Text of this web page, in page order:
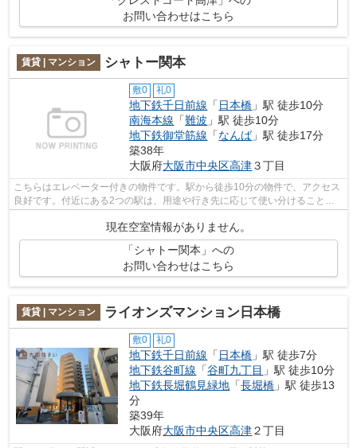
お問い合わせはこちら
賃貸 | マンション シャトー関本
敷0 礼0
地下鉄千日前線 「 日本橋 」駅 徒歩10分
南海本線 「難波 」駅 徒歩10分
地下鉄御堂筋線 「なんば」駅 徒歩17分
築38年
大阪府大阪市中央区高津３丁目
こちらはエレベーター付きの物件です。駅から徒歩10分の物件で、アクセス
良好です。付近にある2つの駅は、用途や行き先に応じて使い分けることが
できます。新着情報：シャトー関本の空...
現在空室情報がありません。
「シャトー関本」への
お問い合わせはこちら
賃貸 | マンション ライオンズマンション日本橋
敷0 礼0
地下鉄千日前線 「 日本橋 」駅 徒歩7分
地下鉄谷町線 「谷町九丁目 」駅 徒歩10分
地下鉄長堀鶴見緑地 「長堀橋 」駅 徒歩13
分
築39年
大阪府大阪市中央区高津２丁目